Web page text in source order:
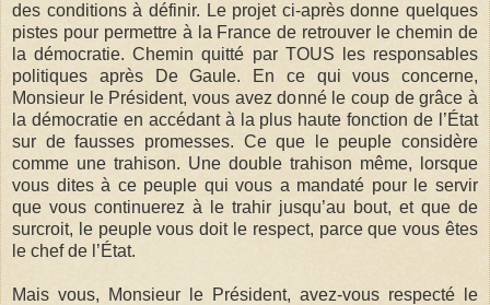
des conditions à définir. Le projet ci-après donne quelques
pistes pour permettre à la France de retrouver le chemin de
la démocratie. Chemin quitté par TOUS les responsables
politiques après De Gaule. En ce qui vous concerne,
Monsieur le Président, vous avez donné le coup de grâce à
la démocratie en accédant à la plus haute fonction de l’État
sur de fausses promesses. Ce que le peuple considère
comme une trahison. Une double trahison même, lorsque
vous dites à ce peuple qui vous a mandaté pour le servir
que vous continuerez à le trahir jusqu’au bout, et que de
surcroit, le peuple vous doit le respect, parce que vous êtes
le chef de l’État.
Mais vous, Monsieur le Président, avez-vous respecté le